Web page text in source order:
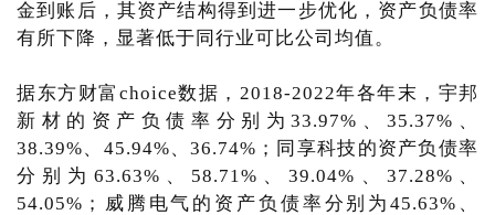
金到账后，其资产结构得到进一步优化，资产负债率
有所下降，显著低于同行业可比公司均值。
据东方财富choice数据，2018-2022年各年末，宇邦
新材的资产负债率分别为33.97%、35.37%、
38.39%、45.94%、36.74%；同享科技的资产负债率
分别为63.63%、58.71%、39.04%、37.28%、
54.05%；威腾电气的资产负债率分别为45.63%、